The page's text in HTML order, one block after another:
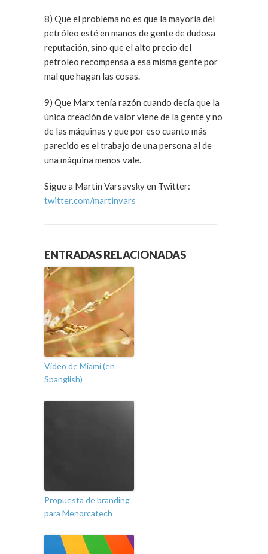
8) Que el problema no es que la mayoría del
petróleo esté en manos de gente de dudosa
reputación, sino que el alto precio del
petroleo recompensa a esa misma gente por
mal que hagan las cosas.
9) Que Marx tenía razón cuando decía que la
única creación de valor viene de la gente y no
de las máquinas y que por eso cuanto más
parecido es el trabajo de una persona al de
una máquina menos vale.
Sigue a Martin Varsavsky en Twitter:
twitter.com/martinvars
ENTRADAS RELACIONADAS
Video de Miami (en
Spanglish)
Propuesta de branding
para Menorcatech